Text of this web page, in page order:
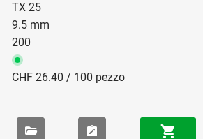
TX 25
9.5 mm
200
CHF 26.40 / 100 pezzo